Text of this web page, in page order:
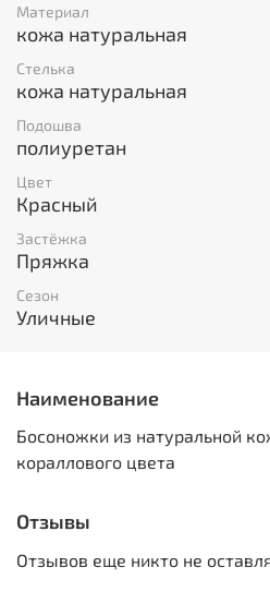
Материал
кожа натуральная
Стелька
кожа натуральная
Подошва
полиуретан
Цвет
Красный
Застёжка
Пряжка
Сезон
Уличные
Наименование
Босоножки из натуральной
кораллового цвета
Отзывы
Отзывов еще никто не